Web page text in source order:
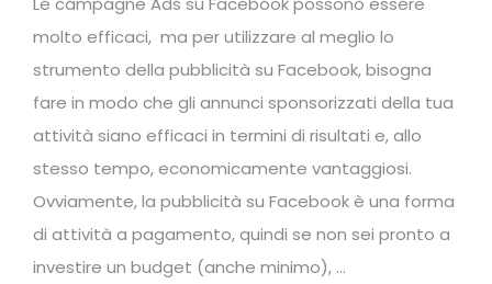
molto efficaci, ma per utilizzare al meglio lo
strumento della pubblicità su Facebook, bisogna
fare in modo che gli annunci sponsorizzati della tua
attività siano efficaci in termini di risultati e, allo
stesso tempo, economicamente vantaggiosi.
Ovviamente, la pubblicità su Facebook è una forma
di attività a pagamento, quindi se non sei pronto a
investire un budget (anche minimo), …